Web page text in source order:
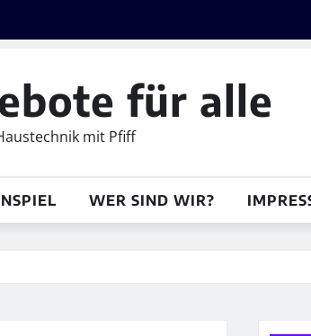
für alle
mit Pfiff
WER SIND WIR?